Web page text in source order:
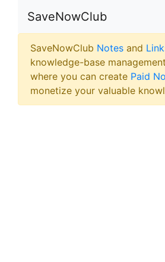
SaveNowClub
SaveNowClub Notes and
knowledge-base
where you can create Paid
monetize your valuable